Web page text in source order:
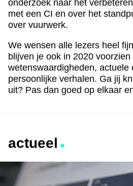
onderzoek naar het
met een CI en over het
over vuurwerk.
We wensen alle lezers heel
blijven je ook in 2020
wetenswaardigheden, actuele
persoonlijke verhalen. Ga jij
uit? Pas dan goed op elkaar
actueel